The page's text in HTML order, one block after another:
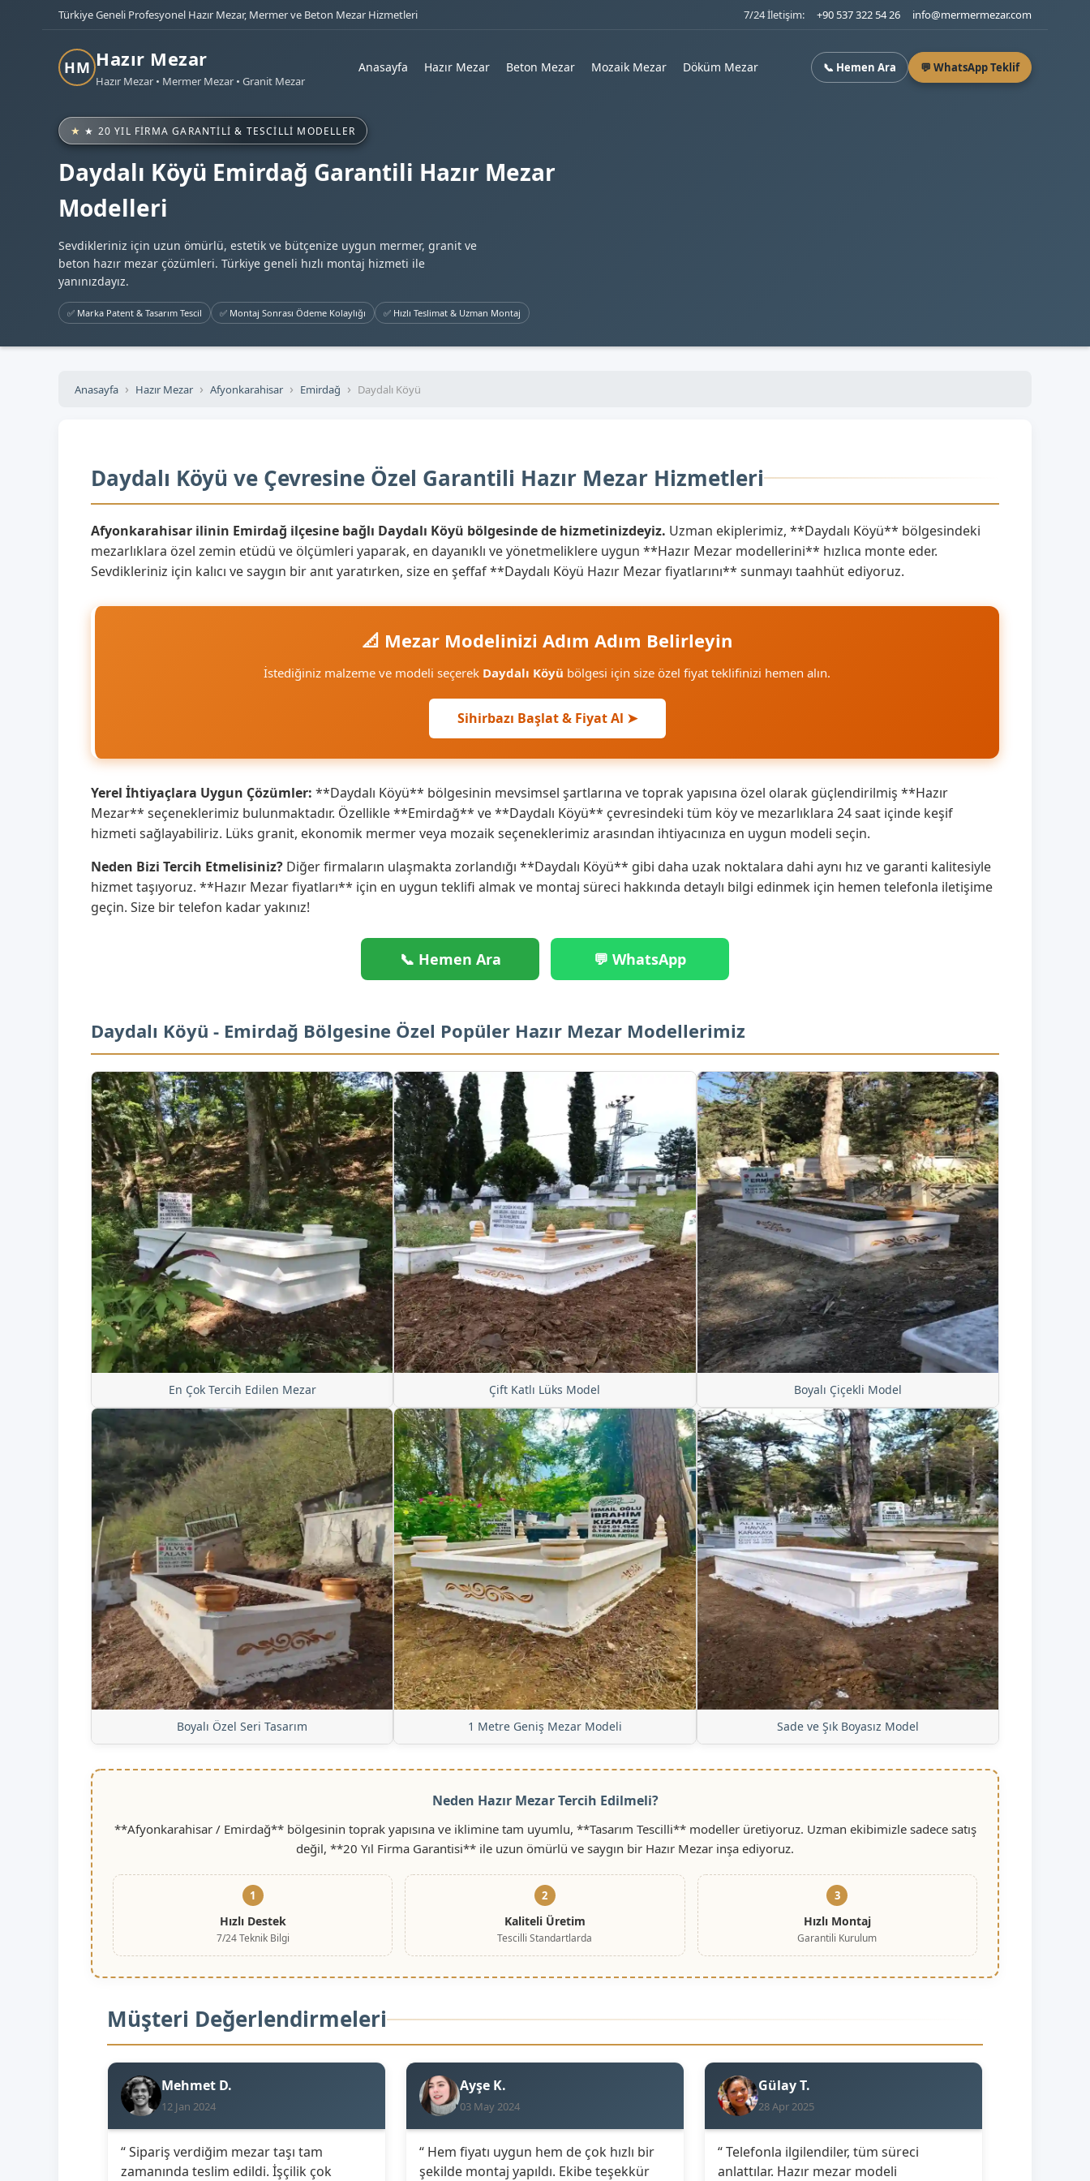
Türkiye Geneli Profesyonel Hazır Mezar, Mermer ve Beton Mezar Hizmetleri 7/24 İletişim: +90 537 322 54 26 info@mermermezar.com
HM Hazır Mezar
Hazır Mezar • Mermer Mezar • Granit Mezar
Anasayfa Hazır Mezar Beton Mezar Mozaik Mezar Döküm Mezar 📞 Hemen Ara 💬 WhatsApp Teklif
★ 20 YIL FIRMA GARANTILI & TESCILLI MODELLER
Daydalı Köyü Emirdağ Garantili Hazır Mezar
Modelleri
Sevdikleriniz için uzun ömürlü, estetik ve bütçenize uygun mermer, granit ve
beton hazır mezar çözümleri. Türkiye geneli hızlı montaj hizmeti ile
yanınızdayız.
✅ Marka Patent & Tasarım Tescil ✅ Montaj Sonrası Ödeme Kolaylığı ✅ Hızlı Teslimat & Uzman Montaj
Anasayfa Hazır Mezar Afyonkarahisar Emirdağ Daydalı Köyü
Daydalı Köyü ve Çevresine Özel Garantili Hazır Mezar Hizmetleri
Afyonkarahisar ilinin Emirdağ ilçesine bağlı Daydalı Köyü bölgesinde de hizmetinizdeyiz. Uzman ekiplerimiz, **Daydalı Köyü** bölgesindeki
mezarlıklara özel zemin etüdü ve ölçümleri yaparak, en dayanıklı ve yönetmeliklere uygun **Hazır Mezar modellerini** hızlıca monte eder.
Sevdikleriniz için kalıcı ve saygın bir anıt yaratırken, size en şeffaf **Daydalı Köyü Hazır Mezar fiyatlarını** sunmayı taahhüt ediyoruz.
📐 Mezar Modelinizi Adım Adım Belirleyin
İstediğiniz malzeme ve modeli seçerek Daydalı Köyü bölgesi için size özel fiyat teklifinizi hemen alın.
Sihirbazı Başlat & Fiyat Al ➤
Yerel İhtiyaçlara Uygun Çözümler: **Daydalı Köyü** bölgesinin mevsimsel şartlarına ve toprak yapısına özel olarak güçlendirilmiş **Hazır
Mezar** seçeneklerimiz bulunmaktadır. Özellikle **Emirdağ** ve **Daydalı Köyü** çevresindeki tüm köy ve mezarlıklara 24 saat içinde keşif
hizmeti sağlayabiliriz. Lüks granit, ekonomik mermer veya mozaik seçeneklerimiz arasından ihtiyacınıza en uygun modeli seçin.
Neden Bizi Tercih Etmelisiniz? Diğer firmaların ulaşmakta zorlandığı **Daydalı Köyü** gibi daha uzak noktalara dahi aynı hız ve garanti kalitesiyle
hizmet taşıyoruz. **Hazır Mezar fiyatları** için en uygun teklifi almak ve montaj süreci hakkında detaylı bilgi edinmek için hemen telefonla iletişime
geçin. Size bir telefon kadar yakınız!
📞 Hemen Ara 💬 WhatsApp
Daydalı Köyü - Emirdağ Bölgesine Özel Popüler Hazır Mezar Modellerimiz
En Çok Tercih Edilen Mezar Çift Katlı Lüks Model Boyalı Çiçekli Model
Boyalı Özel Seri Tasarım 1 Metre Geniş Mezar Modeli Sade ve Şık Boyasız Model
Neden Hazır Mezar Tercih Edilmeli?
**Afyonkarahisar / Emirdağ** bölgesinin toprak yapısına ve iklimine tam uyumlu, **Tasarım Tescilli** modeller üretiyoruz. Uzman ekibimizle sadece satış
değil, **20 Yıl Firma Garantisi** ile uzun ömürlü ve saygın bir Hazır Mezar inşa ediyoruz.
1
Hızlı Destek
7/24 Teknik Bilgi
2
Kaliteli Üretim
Tescilli Standartlarda
3
Hızlı Montaj
Garantili Kurulum
Müşteri Değerlendirmeleri
Mehmet D.
12 Jan 2024
“ Sipariş verdiğim mezar taşı tam
zamanında teslim edildi. İşçilik çok
Ayşe K.
03 May 2024
“ Hem fiyatı uygun hem de çok hızlı bir
şekilde montaj yapıldı. Ekibe teşekkür
Gülay T.
28 Apr 2025
“ Telefonla ilgilendiler, tüm süreci
anlattılar. Hazır mezar modeli